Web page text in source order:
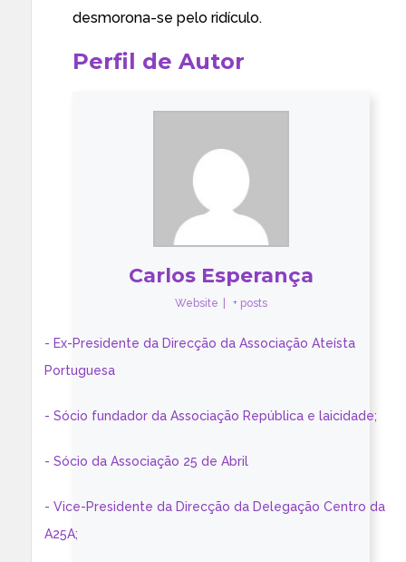
desmorona-se pelo ridículo.
Perfil de Autor
Carlos Esperança
Website + posts
- Ex-Presidente da Direcção da Associação Ateísta
Portuguesa
- Sócio fundador da Associação República e laicidade;
- Sócio da Associação 25 de Abril
- Vice-Presidente da Direcção da Delegação Centro da
A25A;